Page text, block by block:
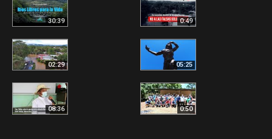
30:39 0:49
02:29 05:25
08:36 0:50